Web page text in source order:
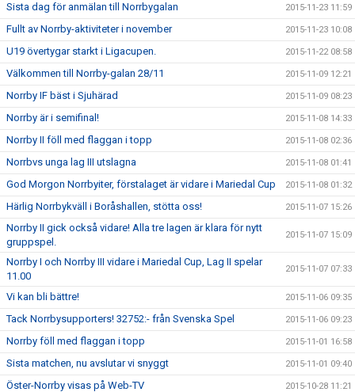
Sista dag för anmälan till Norrbygalan 2015-11-23 11:59
Fullt av Norrby-aktiviteter i november 2015-11-23 10:08
U19 övertygar starkt i Ligacupen. 2015-11-22 08:58
Välkommen till Norrby-galan 28/11 2015-11-09 12:21
Norrby IF bäst i Sjuhärad 2015-11-09 08:23
Norrby är i semifinal! 2015-11-08 14:33
Norrby II föll med flaggan i topp 2015-11-08 02:36
Norrbvs unga lag III utslagna 2015-11-08 01:41
God Morgon Norrbyiter, förstalaget är vidare i Mariedal Cup 2015-11-08 01:32
Härlig Norrbykväll i Boråshallen, stötta oss! 2015-11-07 15:26
Norrby II gick också vidare! Alla tre lagen är klara för nytt
gruppspel.
2015-11-07 15:09
Norrby I och Norrby III vidare i Mariedal Cup, Lag II spelar
11.00
2015-11-07 07:33
Vi kan bli bättre! 2015-11-06 09:35
Tack Norrbysupporters! 32752:- från Svenska Spel 2015-11-06 09:23
Norrby föll med flaggan i topp 2015-11-01 16:58
Sista matchen, nu avslutar vi snyggt 2015-11-01 09:40
Öster-Norrby visas på Web-TV 2015-10-28 11:21